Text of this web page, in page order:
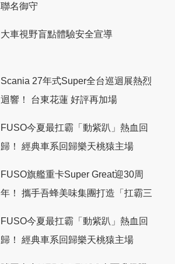
聯名御守
大車視野盲點體驗安全宣導
Scania 27年式Super全台巡迴展熱烈
迴響！ 台東花蓮 好評再加場
FUSO今夏最扛霸「動紫趴」熱血回
歸！ 經典車系回歸樂天桃猿主場
FUSO旗艦重卡Super Great迎30周
年！ 攜手吾蜂美味集團打造「扛霸三
FUSO今夏最扛霸「動紫趴」熱血回
歸！ 經典車系回歸樂天桃猿主場